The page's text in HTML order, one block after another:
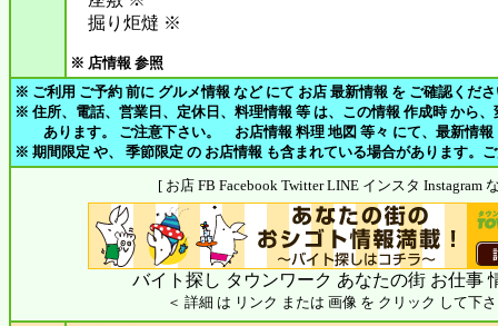
掘り炬燵 ※
※ 店情報 参照
※ ご利用 ご予約 前に グルメ情報 など にて お店 最新情報 を ご確認くだ
※ 住所、電話、営業日、定休日、料理情報 等 は、この情報 作成時 から
あります。 ご注意下さい。 お店情報 料理 地図 等々 にて、最新情報
※ 期間限定 や、 季節限定 の お店情報 も含まれている場合があります。
[ お店 FB Facebook Twitter LINE インスタ Instagram
バイト探し タウンワーク あなたの街 お仕事
＜ 詳細 は リンク または 画像 を クリック して下